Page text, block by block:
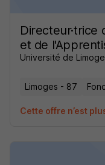
Directeur·trice
et de
Université de
Limoges - 87
Cette offre n’est